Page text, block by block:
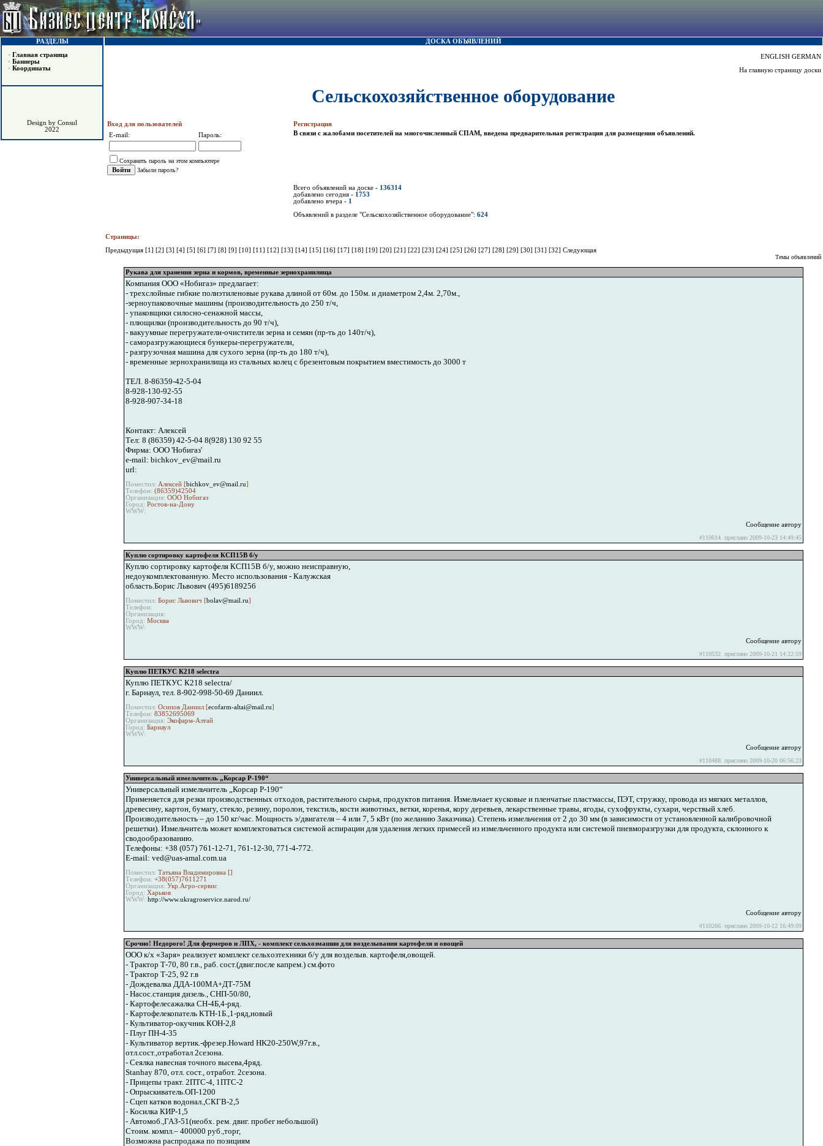
РАЗДЕЛЫ
• Главная страница
• Баннеры
• Координаты
Design by Consul
2022
ДОСКА ОБЪЯВЛЕНИЙ
ENGLISH GERMAN
На главную страницу доски
Сельскохозяйственное оборудование
Вход для пользователей
Регистрация
E-mail:
Пароль:
Сохранить пароль на этом компьютере
Забыли пароль?
В связи с жалобами посетителей на многочисленный СПАМ, введена предварительная регистрация для размещения объявлений.
Всего объявлений на доске - 136314
добавлено сегодня - 1753
добавлено вчера - 1
Объявлений в разделе "Сельскохозяйственное оборудование": 624
Страницы:
Предыдущая [1] [2] [3] [4] [5] [6] [7] [8] [9] [10] [11] [12] [13] [14] [15] [16] [17] [18] [19] [20] [21] [22] [23] [24] [25] [26] [27] [28] [29] [30] [31] [32] Следующая
Темы объявлений
Рукава для хранения зерна и кормов, временные зернохранилища
Компания ООО «Нобигаз» предлагает:
- трехслойные гибкие полиэтиленовые рукава длиной от 60м. до 150м. и диаметром 2,4м. 2,70м.,
-зерноупаковочные машины (производительность до 250 т/ч,
- упаковщики силосно-сенажной массы,
- плющилки (производительность до 90 т/ч),
- вакуумные перегружатели-очистители зерна и семян (пр-ть до 140т/ч),
- саморазгружающиеся бункеры-перегружатели,
- разгрузочная машина для сухого зерна (пр-ть до 180 т/ч),
- временные зернохранилища из стальных колец с брезентовым покрытием вместимость до 3000 т
ТЕЛ. 8-86359-42-5-04
8-928-130-92-55
8-928-907-34-18
Контакт: Алексей
Тел: 8 (86359) 42-5-04 8(928) 130 92 55
Фирма: ООО 'Нобигаз'
e-mail: bichkov_ev@mail.ru
url:
Поместил: Алексей [bichkov_ev@mail.ru]
Телефон: (86359)42504
Организация: ООО Нобигаз
Город: Ростов-на-Дону
WWW:
Сообщение автору
#110614. прислано 2009-10-23 14:49:45
Куплю сортировку картофеля КСП15В б/у
Куплю сортировку картофеля КСП15В б/у, можно неисправную,
недоукомплектованную. Место использования - Калужская
область.Борис Львович (495)6189256
Поместил: Борис Львович [bolav@mail.ru]
Телефон:
Организация:
Город: Москва
WWW:
Сообщение автору
#110532. прислано 2009-10-21 14:22:59
Куплю ПЕТКУС К218 selectra
Куплю ПЕТКУС К218 selectra/
г. Барнаул, тел. 8-902-998-50-69 Даниил.
Поместил: Осипов Даниил [ecofarm-altai@mail.ru]
Телефон: 83852695069
Организация: Экофарм-Алтай
Город: Барнаул
WWW:
Сообщение автору
#110488. прислано 2009-10-20 06:56:23
Универсальный измельчитель „Корсар Р-190“
Универсальный измельчитель „Корсар Р-190“
Применяется для резки производственных отходов, растительного сырья, продуктов питания. Измельчает кусковые и пленчатые пластмассы, ПЭТ, стружку, провода из мягких металлов,
древесину, картон, бумагу, стекло, резину, поролон, текстиль, кости животных, ветки, коренья, кору деревьев, лекарственные травы, ягоды, сухофрукты, сухари, черствый хлеб.
Производительность – до 150 кг/час. Мощность э/двигателя – 4 или 7, 5 кВт (по желанию Заказчика). Степень измельчения от 2 до 30 мм (в зависимости от установленной калибровочной
решетки). Измельчитель может комплектоваться системой аспирации для удаления легких примесей из измельченного продукта или системой пневморазгрузки для продукта, склонного к
сводообразованию.
Телефоны: +38 (057) 761-12-71, 761-12-30, 771-4-772.
E-mail: ved@uas-amal.com.ua
Поместил: Татьяна Владимировна []
Телефон: +38(057)7611271
Организация: Укр.Агро-сервис
Город: Харьков
WWW: http://www.ukragroservice.narod.ru/
Сообщение автору
#110266. прислано 2009-10-12 16:49:09
Срочно! Недорого! Для фермеров и ЛПХ, - комплект сельхозмашин для возделывания картофеля и овощей
ООО к/х «Заря» реализует комплект сельхозтехники б/у для возделыв. картофеля,овощей.
- Трактор Т-70, 80 г.в., раб. сост.(двиг.после капрем.) см.фото
- Трактор Т-25, 92 г.в
- Дождевалка ДДА-100МА+ДТ-75М
- Насос.станция дизель., СНП-50/80,
- Картофелесажалка СН-4Б,4-ряд.
- Картофелекопатель КТН-1Б.,1-ряд,новый
- Культиватор-окучник КОН-2,8
- Плуг ПН-4-35
- Культиватор вертик.-фрезер.Howard HK20-250W,97г.в.,
отл.сост.,отработал 2сезона.
- Сеялка навесная точного высева,4ряд.
Stanhay 870, отл. сост., отработ. 2сезона.
- Прицепы тракт. 2ПТС-4, 1ПТС-2
- Опрыскиватель.ОП-1200
- Сцеп катков водонал.,СКГВ-2,5
- Косилка КИР-1,5
- Автомоб.,ГАЗ-51(необх. рем. двиг. пробег небольшой)
Стоим. компл.– 400000 руб.,торг,
Возможна распродажа по позициям